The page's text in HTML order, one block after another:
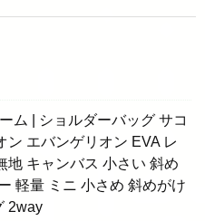
ム | ショルダーバッグ サコ
ン エバンゲリオン EVA レ
地 キャンバス 小さい 斜め
軽量 ミニ 小さめ 斜めがけ
2way